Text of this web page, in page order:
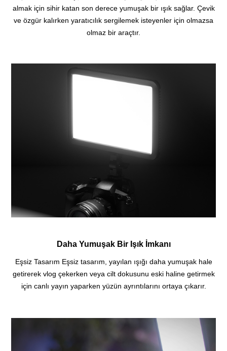
almak için sihir katan son derece yumuşak bir ışık sağlar. Çevik
ve özgür kalırken yaratıcılık sergilemek isteyenler için olmazsa
olmaz bir araçtır.
Daha Yumuşak Bir Işık İmkanı
Eşsiz Tasarım Eşsiz tasarım, yayılan ışığı daha yumuşak hale
getirerek vlog çekerken veya cilt dokusunu eski haline getirmek
için canlı yayın yaparken yüzün ayrıntılarını ortaya çıkarır.